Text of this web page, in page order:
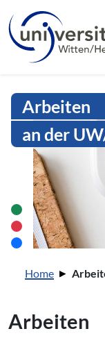
Intranet
Sprachmenü
schließen
Arbeiten
an der
Sie sind
Home
Arbeiten